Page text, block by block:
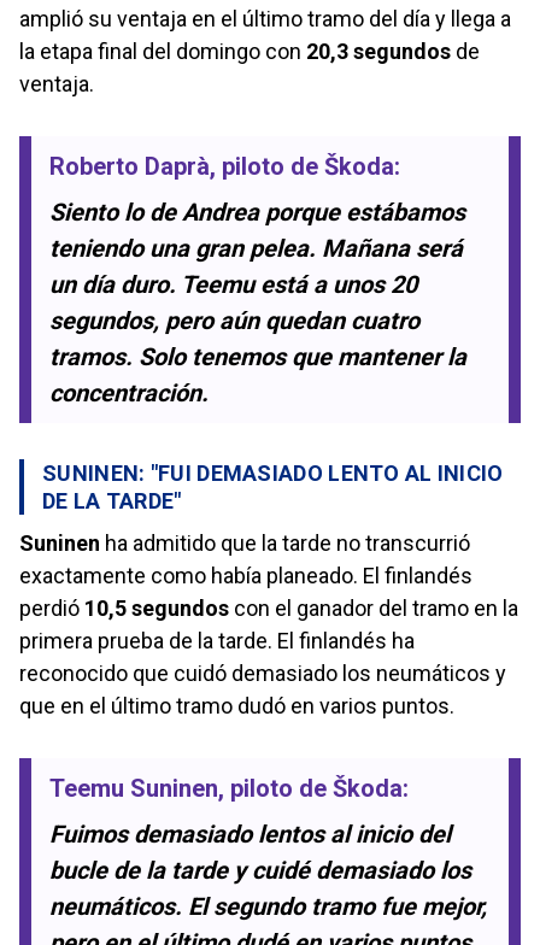
amplió su ventaja en el último tramo del día y llega a
la etapa final del domingo con 20,3 segundos de
ventaja.
Roberto Daprà, piloto de Škoda:
Siento lo de Andrea porque estábamos
teniendo una gran pelea. Mañana será
un día duro. Teemu está a unos 20
segundos, pero aún quedan cuatro
tramos. Solo tenemos que mantener la
concentración.
SUNINEN: "FUI DEMASIADO LENTO AL INICIO
DE LA TARDE"
Suninen ha admitido que la tarde no transcurrió
exactamente como había planeado. El finlandés
perdió 10,5 segundos con el ganador del tramo en la
primera prueba de la tarde. El finlandés ha
reconocido que cuidó demasiado los neumáticos y
que en el último tramo dudó en varios puntos.
Teemu Suninen, piloto de Škoda:
Fuimos demasiado lentos al inicio del
bucle de la tarde y cuidé demasiado los
neumáticos. El segundo tramo fue mejor,